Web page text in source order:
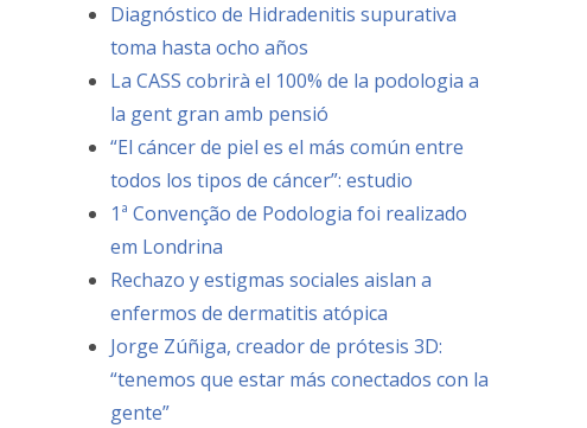
Diagnóstico de Hidradenitis supurativa
toma hasta ocho años
La CASS cobrirà el 100% de la podologia a
la gent gran amb pensió
“El cáncer de piel es el más común entre
todos los tipos de cáncer”: estudio
1ª Convenção de Podologia foi realizado
em Londrina
Rechazo y estigmas sociales aislan a
enfermos de dermatitis atópica
Jorge Zúñiga, creador de prótesis 3D:
“tenemos que estar más conectados con la
gente”